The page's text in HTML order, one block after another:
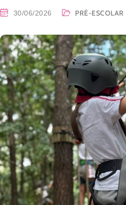
30/06/2026 PRÉ-ESCOLAR